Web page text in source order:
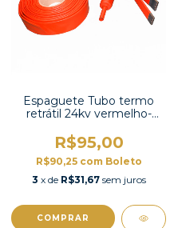
Espaguete Tubo termo
retrátil 24kv vermelho-
R$95,00
R$90,25 com Boleto
3 x de R$31,67 sem juros
COMPRAR